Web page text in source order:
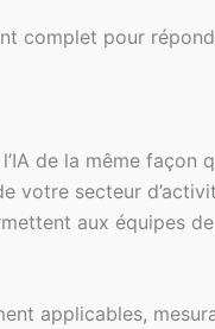
complet pour
de la même
secteur
aux équipes
applicables,